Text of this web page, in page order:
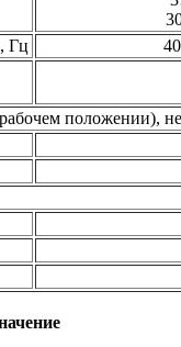
Гц
положении),